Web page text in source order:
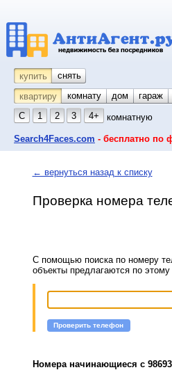
купить снять
квартиру
комнату койко-место
дом гараж
С
1 2 3 4+ комнатную
Search4Faces.com - бесплатно по
← вернуться назад к списку
Проверка номера
С помощью поиска по номеру
объекты предлагаются по
Проверить телефон
Номера начинающиеся с 98693